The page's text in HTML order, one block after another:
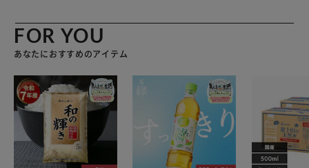
FOR YOU
あなたにおすすめのアイテム